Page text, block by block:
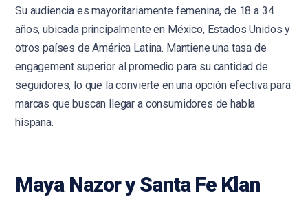
Su audiencia es mayoritariamente femenina, de 18 a 34
años, ubicada principalmente en México, Estados Unidos y
otros países de América Latina. Mantiene una tasa de
engagement superior al promedio para su cantidad de
seguidores, lo que la convierte en una opción efectiva para
marcas que buscan llegar a consumidores de habla
hispana.
Maya Nazor y Santa Fe Klan